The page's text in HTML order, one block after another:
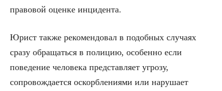
правовой оценке инцидента.
Юрист также рекомендовал в подобных случаях
сразу обращаться в полицию, особенно если
поведение человека представляет угрозу,
сопровождается оскорблениями или нарушает